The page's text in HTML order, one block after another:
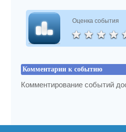
Оценка события
Комментарии к событию
Комментирование событий